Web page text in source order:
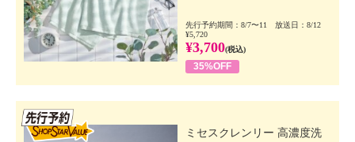
先行予約期間：8/7〜11 放送日：8/12
¥5,720
¥3,700(税込)
35%OFF
ミセスクレンリー 高濃度洗